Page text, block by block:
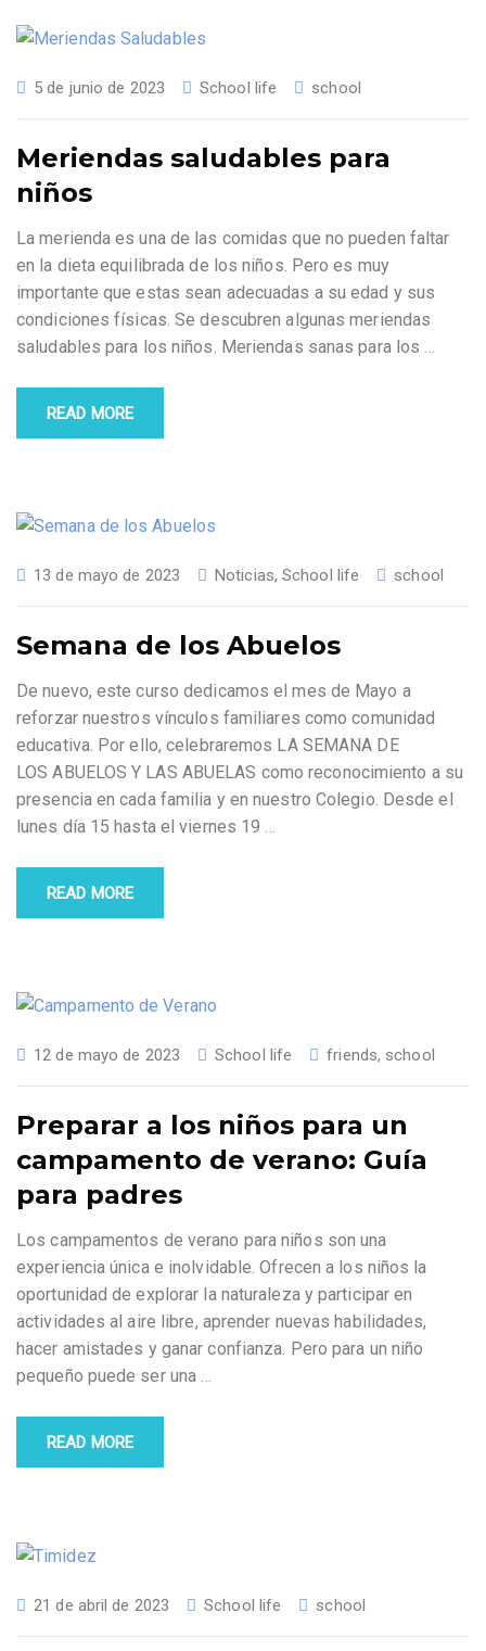
5 de junio de 2023 School life school
Meriendas saludables para
niños
La merienda es una de las comidas que no pueden faltar
en la dieta equilibrada de los niños. Pero es muy
importante que estas sean adecuadas a su edad y sus
condiciones físicas. Se descubren algunas meriendas
saludables para los niños. Meriendas sanas para los
READ MORE
13 de mayo de 2023 Noticias,School life school
Semana de los Abuelos
De nuevo, este curso dedicamos el mes de Mayo a
reforzar nuestros vínculos familiares como comunidad
educativa. Por ello, celebraremos LA SEMANA DE
LOS ABUELOS Y LAS ABUELAS como reconocimiento a su
presencia en cada familia y en nuestro Colegio. Desde el
lunes día 15 hasta el viernes 19…
READ MORE
12 de mayo de 2023 School life friends, school
Preparar a los niños para un
campamento de verano: Guía
para padres
Los campamentos de verano para niños son una
experiencia única e inolvidable. Ofrecen a los niños la
oportunidad de explorar la naturaleza y participar en
actividades al aire libre, aprender nuevas habilidades,
hacer amistades y ganar confianza. Pero para un niño
pequeño puede ser una…
READ MORE
21 de abril de 2023 School life school